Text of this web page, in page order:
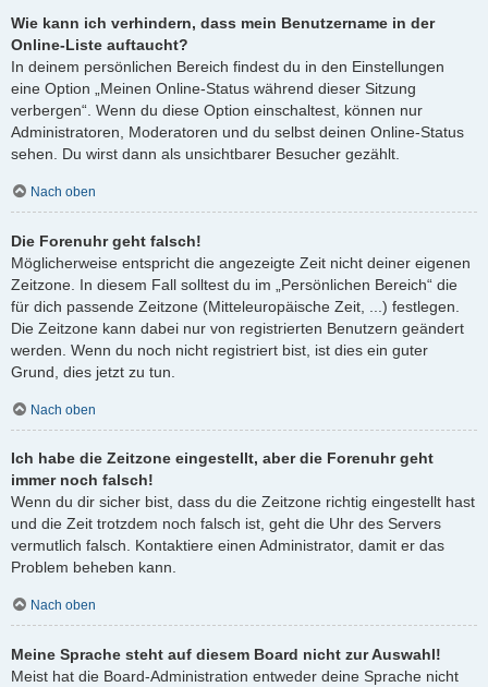
Wie kann ich verhindern, dass mein Benutzername in der
Online-Liste auftaucht?
In deinem persönlichen Bereich findest du in den Einstellungen
eine Option „Meinen Online-Status während dieser Sitzung
verbergen“. Wenn du diese Option einschaltest, können nur
Administratoren, Moderatoren und du selbst deinen Online-Status
sehen. Du wirst dann als unsichtbarer Besucher gezählt.
Nach oben
Die Forenuhr geht falsch!
Möglicherweise entspricht die angezeigte Zeit nicht deiner eigenen
Zeitzone. In diesem Fall solltest du im „Persönlichen Bereich“ die
für dich passende Zeitzone (Mitteleuropäische Zeit, ...) festlegen.
Die Zeitzone kann dabei nur von registrierten Benutzern geändert
werden. Wenn du noch nicht registriert bist, ist dies ein guter
Grund, dies jetzt zu tun.
Nach oben
Ich habe die Zeitzone eingestellt, aber die Forenuhr geht
immer noch falsch!
Wenn du dir sicher bist, dass du die Zeitzone richtig eingestellt hast
und die Zeit trotzdem noch falsch ist, geht die Uhr des Servers
vermutlich falsch. Kontaktiere einen Administrator, damit er das
Problem beheben kann.
Nach oben
Meine Sprache steht auf diesem Board nicht zur Auswahl!
Meist hat die Board-Administration entweder deine Sprache nicht